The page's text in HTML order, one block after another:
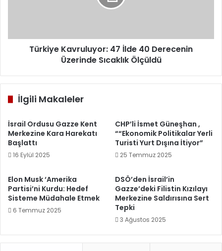
Ölçüldü
Türkiye Kavruluyor: 47 İlde 40 Derecenin
Üzerinde Sıcaklık Ölçüldü
İlgili Makaleler
İsrail Ordusu Gazze Kent
Merkezine Kara Harekatı
Başlattı
16 Eylül 2025
CHP’li İsmet Güneşhan ,
““Ekonomik Politikalar Yerli
Turisti Yurt Dışına İtiyor”
25 Temmuz 2025
Elon Musk ‘Amerika
Partisi’ni Kurdu: Hedef
Sisteme Müdahale Etmek
6 Temmuz 2025
DSÖ’den İsrail’in
Gazze’deki Filistin Kızılayı
Merkezine Saldırısına Sert
Tepki
3 Ağustos 2025